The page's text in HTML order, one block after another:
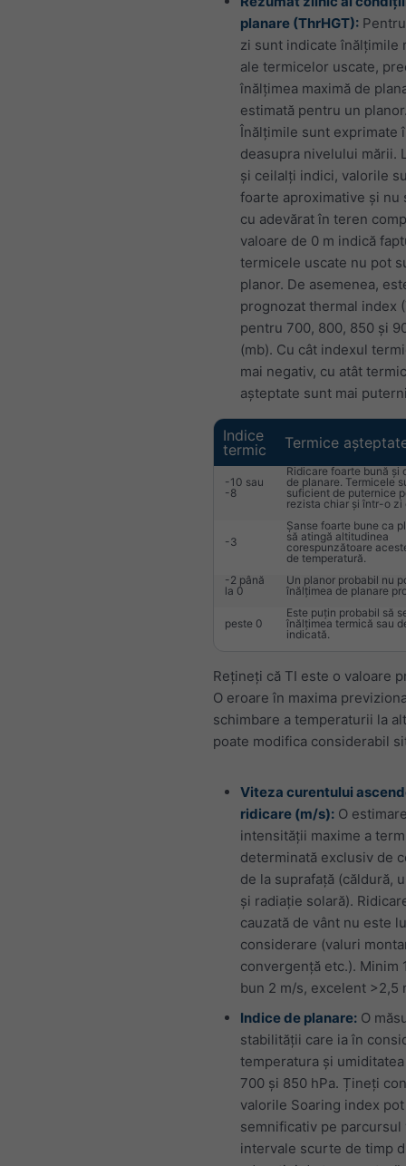
planare (ThrHGT):
zi sunt indicate înălțimile
ale termicelor uscate,
înălțimea maximă de
estimată pentru un
Înălțimile sunt exprimate
deasupra nivelului mării.
și ceilalți indici, valorile
foarte aproximative și nu
cu adevărat în teren
valoare de 0 m indică
termicele uscate nu pot
planor. De asemenea,
prognozat thermal index
pentru 700, 800, 850 și
(mb). Cu cât indexul
mai negativ, cu atât
așteptate sunt mai
Indice
termic
Termice
-10 sau
-8
Ridicare foarte bună și
de planare. Termicele
suficient de puternice
rezista chiar și într-o zi
-3
Șanse foarte bune ca
să atingă altitudinea
corespunzătoare
de temperatură.
-2 până
la 0
Un planor probabil nu
înălțimea de planare
peste 0
Este puțin probabil să
înălțimea termică sau
indicată.
Rețineți că TI este o valoare
O eroare în maxima
schimbare a temperaturii la
poate modifica considerabil
Viteza curentului
ridicare (m/s): O
intensității maxime a
determinată exclusiv de
de la suprafață (căldură,
și radiație solară).
cauzată de vânt nu este
considerare (valuri
convergență etc.). Minim
bun 2 m/s, excelent >2,5
Indice de planare: O
stabilității care ia în
temperatura și
700 și 850 hPa. Țineți
valorile Soaring index
semnificativ pe parcursul
intervale scurte de timp